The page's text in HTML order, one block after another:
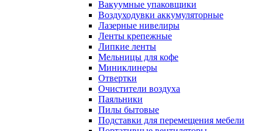
Вакуумные упаковщики
Воздуходувки аккумуляторные
Лазерные нивелиры
Ленты крепежные
Липкие ленты
Мельницы для кофе
Миниклинеры
Отвертки
Очистители воздуха
Паяльники
Пилы бытовые
Подставки для перемещения мебели